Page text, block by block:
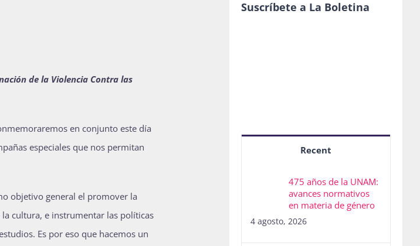
de la Violencia Contra las
en conjunto este día
especiales que nos permitan
objetivo general el promover la
cultura, e instrumentar las políticas
Es por eso que hacemos un
Suscríbete a La Boletina
Recent
475 años de la UNAM:
avances normativos
en materia de género
4 agosto, 2026